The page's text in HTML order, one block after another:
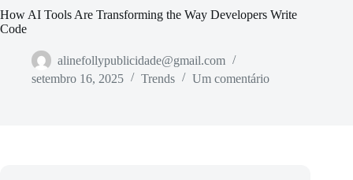
How AI Tools Are Transforming the Way Developers Write
Code
alinefollypublicidade@gmail.com
setembro 16, 2025
Trends Um comentário